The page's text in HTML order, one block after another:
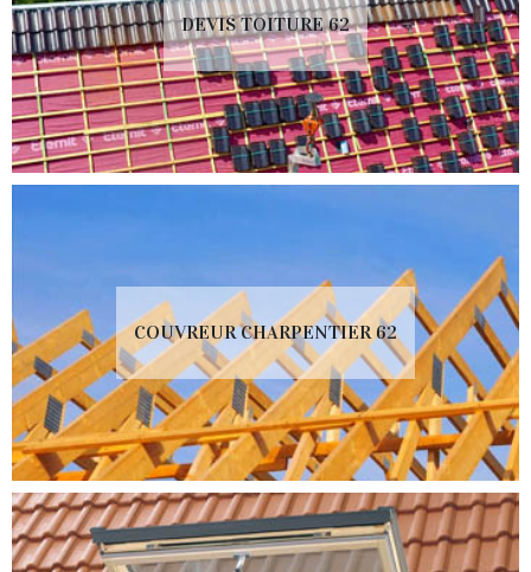
DEVIS TOITURE 62
COUVREUR CHARPENTIER 62